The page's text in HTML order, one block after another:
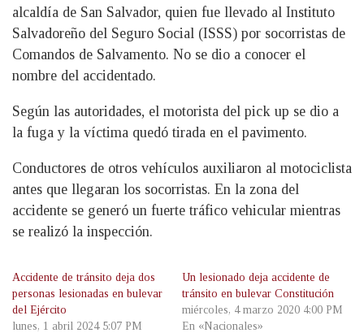
alcaldía de San Salvador, quien fue llevado al Instituto
Salvadoreño del Seguro Social (ISSS) por socorristas de
Comandos de Salvamento. No se dio a conocer el
nombre del accidentado.
Según las autoridades, el motorista del pick up se dio a
la fuga y la víctima quedó tirada en el pavimento.
Conductores de otros vehículos auxiliaron al motociclista
antes que llegaran los socorristas. En la zona del
accidente se generó un fuerte tráfico vehicular mientras
se realizó la inspección.
Accidente de tránsito deja dos
personas lesionadas en bulevar
del Ejército
lunes, 1 abril 2024 5:07 PM
Un lesionado deja accidente de
tránsito en bulevar Constitución
miércoles, 4 marzo 2020 4:00 PM
En «Nacionales»